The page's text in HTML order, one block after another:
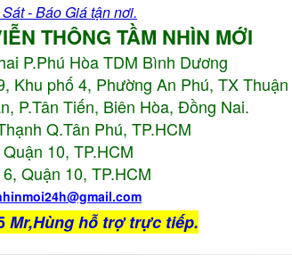
- Báo Giá tận nơi.
THÔNG TẦM NHÌN MỚI
P.Phú Hòa TDM Bình Dương
Khu phố 4, Phường An Phú, TX
P.Tân Tiến, Biên Hòa, Đồng Nai.
Q.Tân Phú, TP.HCM
10, TP.HCM
Quận 10, TP.HCM
Mr,Hùng hỗ trợ trực tiếp.